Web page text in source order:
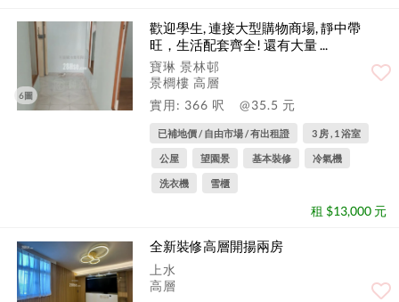
6圖
歡迎學生, 連接大型購物商場, 靜中帶
旺，生活配套齊全! 還有大量 ...
寶琳 景林邨
景櫚樓 高層
實用: 366 呎
@35.5 元
已補地價 / 自由市場 / 有出租證 3 房 , 1 浴室
公屋 望園景 基本裝修 冷氣機
洗衣機 雪櫃
租 $13,000 元
全新裝修高層開揚兩房
上水
高層